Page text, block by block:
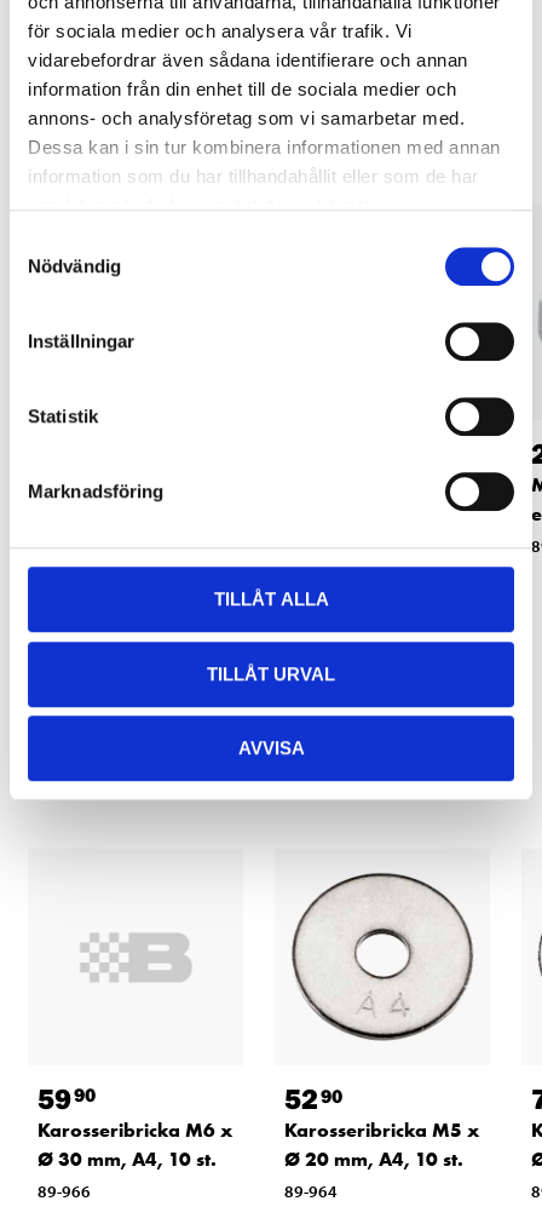
för sociala medier och analysera vår trafik. Vi
vidarebefordrar även sådana identifierare och annan
information från din enhet till de sociala medier och
annons- och analysföretag som vi samarbetar med.
Dessa kan i sin tur kombinera informationen med annan
information som du har tillhandahållit eller som de har
Nödvändig
Inställningar
Statistik
Marknadsföring
TILLÅT ALLA
TILLÅT URVAL
AVVISA
Andra kunder köpte också
Rundbricka M8 x 16
25 st.
89-756
Låsmutter M6, A4, 25
89-369
Relaterade produkter
5990
Karosseribricka M6 x
Ø 30 mm, A4, 10 st.
89-966
5290
Karosseribricka M5 x
Ø 20 mm, A4, 10 st.
89-964